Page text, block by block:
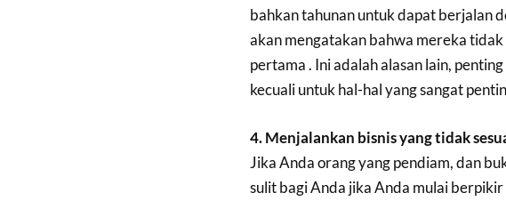
bahkan tahunan untuk dapat berjalan
akan mengatakan bahwa mereka
pertama . Ini adalah alasan lain,
kecuali untuk hal-hal yang sangat
4. Menjalankan bisnis yang tidak
Jika Anda orang yang pendiam, dan
sulit bagi Anda jika Anda mulai